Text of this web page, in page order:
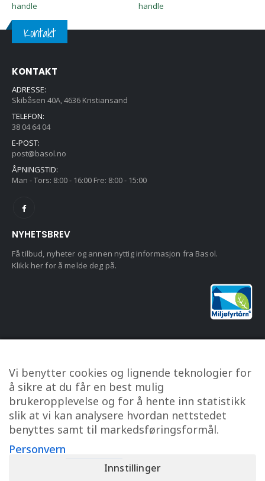
handle
handle
Kontakt
KONTAKT
ADRESSE:
Skibåsen 40A, 4636 Kristiansand
TELEFON:
38 04 64 04
E-POST:
post@basol.no
ÅPNINGSTID:
Man - Tors: 8:00 - 16:00 Fre: 8:00 - 15:00
NYHETSBREV
Få tilbud, nyheter og annen nyttig informasjon fra Basol.
Klikk her for å melde deg på.
KUNDESERVICE
Om oss
Kontakt oss
Min konto
Personvern
Kjøpsbetingelser
Vi benytter cookies og lignende teknologier for
å sikre at du får en best mulig
brukeropplevelse og for å hente inn statistikk
slik at vi kan analysere hvordan nettstedet
benyttes samt til markedsføringsformål.
Personvern
Innstillinger